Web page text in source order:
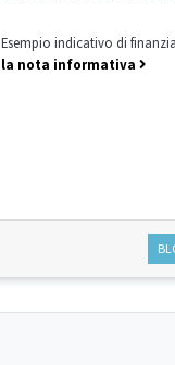
Esempio indicativo di
la nota informativa